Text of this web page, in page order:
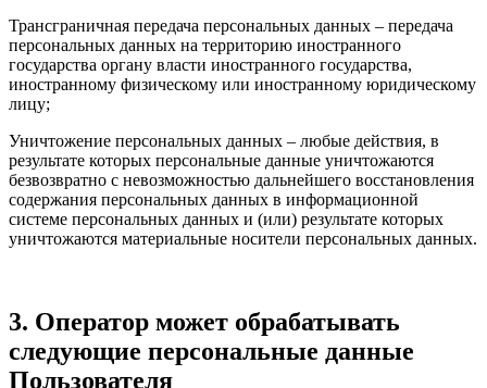
Трансграничная передача персональных данных – передача
персональных данных на территорию иностранного
государства органу власти иностранного государства,
иностранному физическому или иностранному юридическому
лицу;
Уничтожение персональных данных – любые действия, в
результате которых персональные данные уничтожаются
безвозвратно с невозможностью дальнейшего восстановления
содержания персональных данных в информационной
системе персональных данных и (или) результате которых
уничтожаются материальные носители персональных данных.
3. Оператор может обрабатывать
следующие персональные данные
Пользователя